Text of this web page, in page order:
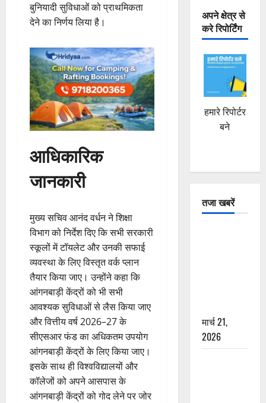
बुनियादी सुविधाओं को प्राथमिकता
देने का निर्णय लिया है।
आधिकारिक
जानकारी
मुख्य सचिव आनंद वर्धन ने शिक्षा
विभाग को निर्देश दिए कि सभी सरकारी
स्कूलों में टॉयलेट और उनकी सफाई
व्यवस्था के लिए विस्तृत वर्क प्लान
तैयार किया जाए। उन्होंने कहा कि
आंगनबाड़ी केंद्रों को भी सभी
आवश्यक सुविधाओं से लैस किया जाए
और वित्तीय वर्ष 2026–27 के
सीएसआर फंड का अधिकतम उपयोग
आंगनबाड़ी केंद्रों के लिए किया जाए।
इसके साथ ही विश्वविद्यालयों और
कॉलेजों को अपने आसपास के
आंगनबाड़ी केंद्रों को गोद लेने पर जोर
अपने क्षेत्र से
करे रिपोर्टिंग
हमारे रिपोर्टर
बने
तजा खबरें
मार्च 21,
2026